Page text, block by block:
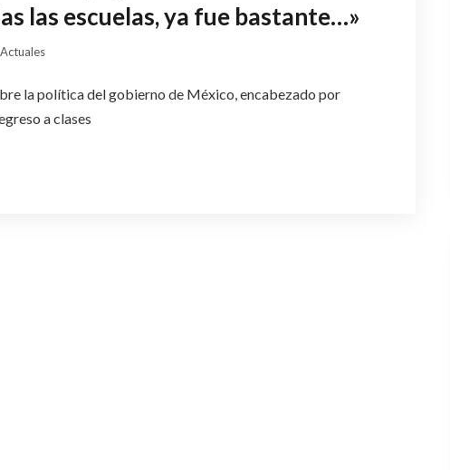
las escuelas, ya fue bastante…»
la política del gobierno de México, encabezado por
a clases